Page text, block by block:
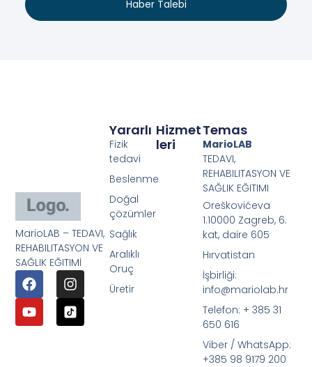
Haber Talebi
MarioLAB – TEDAVI,
REHABILITASYON VE
SAĞLIK EĞITIMİ
Hizmet
Leri
Yararlı
Fizik
tedavi
Beslenme
Doğal
çözümler
Sağlık
Aralıklı
Oruç
Üretir
Temas
MarioLAB
TEDAVI,
REHABILITASYON VE
SAĞLIK EĞITIMI
Oreškovićeva
1.10000 Zagreb, 6.
kat, daire 605
Hırvatistan
İşbirliği:
info@mariolab.hr
Telefon: + 385 31
650 616
Viber / WhatsApp:
+385 98 9179 200